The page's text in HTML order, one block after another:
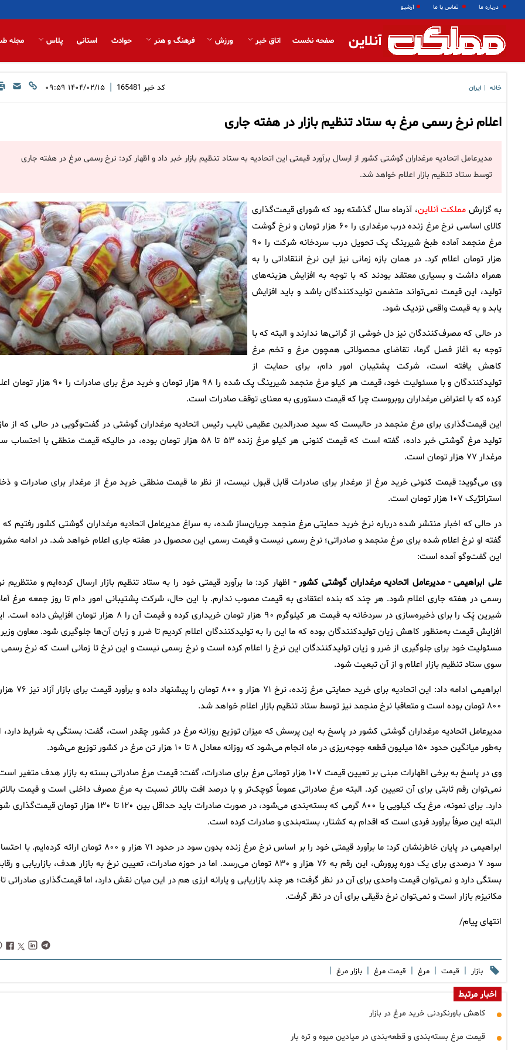
درباره ما تماس با ما آرشیو
آنلاین صفحه نخست اتاق خبر ورزش فرهنگ و هنر حوادث استانی پلاس مجله
خانه ایران کد خبر 165481
| ۱۴۰۴/۰۲/۱۵ ۰۹:۵۹
اعلام نرخ رسمی مرغ به ستاد تنظیم بازار در هفته جاری
مدیرعامل اتحادیه مرغداران گوشتی کشور از ارسال برآورد قیمتی این اتحادیه به ستاد تنظیم بازار خبر داد و اظهار کرد: نرخ رسمی مرغ در هفته جاری
توسط ستاد تنظیم بازار اعلام خواهد شد.
به گزارش مملکت آنلاین، آذرماه سال گذشته بود که شورای قیمت‌گذاری
کالای اساسی نرخ مرغ زنده درب مرغداری را ۶۰ هزار تومان و نرخ گوشت
مرغ منجمد آماده طبخ شیرینگ پک تحویل درب سردخانه شرکت را ۹۰
هزار تومان اعلام کرد. در همان بازه زمانی نیز این نرخ انتقاداتی را به
همراه داشت و بسیاری معتقد بودند که با توجه به افزایش هزینه‌های
تولید، این قیمت نمی‌تواند متضمن تولیدکنندگان باشد و باید افزایش
یابد و به قیمت واقعی نزدیک شود.
در حالی که مصرف‌کنندگان نیز دل خوشی از گرانی‌ها ندارند و البته که با
توجه به آغاز فصل گرما، تقاضای محصولاتی همچون مرغ و تخم مرغ
کاهش یافته است، شرکت پشتیبان امور دام، برای حمایت از
تولیدکنندگان و با مسئولیت خود، قیمت هر کیلو مرغ منجمد شیرینگ پک شده را ۹۸ هزار تومان و خرید مرغ برای صادرات
کرده که با اعتراض مرغداران روبروست چرا که قیمت دستوری به معنای توقف صادرات است.
این قیمت‌گذاری برای مرغ منجمد در حالیست که سید صدرالدین عظیمی نایب رئیس اتحادیه مرغداران گوشتی در گفت‌وگویی در حالی که از
تولید مرغ گوشتی خبر داده، گفته است که قیمت کنونی هر کیلو مرغ زنده ۵۳ تا ۵۸ هزار تومان بوده، در حالیکه قیمت منطقی با
مرغدار ۷۷ هزار تومان است‌.
وی می‌گوید: قیمت کنونی خرید مرغ از مرغدار برای صادرات قابل قبول نیست، از نظر ما قیمت منطقی خرید مرغ از مرغدار برای صادرات و
استراتژیک ۱۰۷ هزار تومان است.
در حالی که اخبار منتشر شده درباره نرخ خرید حمایتی مرغ منجمد جریان‌ساز شده، به سراغ مدیرعامل اتحادیه مرغداران گوشتی کشور رفتیم که
گفته او نرخ اعلام شده برای مرغ منجمد و صادراتی؛ نرخ رسمی نیست و قیمت رسمی این محصول در هفته جاری اعلام خواهد شد. در ادامه
این گفت‌وگو آمده است:
علی ابراهیمی - مدیرعامل اتحادیه مرغداران گوشتی کشور - اظهار کرد: ما برآورد قیمتی‌ خود را به ستاد تنظیم بازار ارسال کرده‌ایم و منتظریم
رسمی در هفته جاری اعلام شود. هر چند که بنده اعتقادی به قیمت مصوب ندارم. با این حال، شرکت پشتیبانی امور دام تا روز جمعه مرغ
شیرین پَک را برای ذخیره‌سازی در سردخانه به قیمت هر کیلوگرم ۹۰ هزار تومان خریداری کرده و قیمت آن را ۸ هزار تومان افزایش
افزایش قیمت به‌منظور کاهش زیان تولیدکنندگان بوده که ما این را به تولیدکنندگان اعلام کردیم تا ضرر و زیان آن‌ها جلوگیری شود. معاون وزیر
مسئولیت خود برای جلوگیری از ضرر و زیان تولیدکنندگان این نرخ را اعلام کرده است و نرخ رسمی نیست و این نرخ تا زمانی است که نرخ رسمی
سوی ستاد تنظیم بازار اعلام و از آن تبعیت شود.
ابراهیمی ادامه داد: این اتحادیه برای خرید حمایتی مرغ زنده، نرخ ۷۱ هزار و
۸۰۰ تومان بوده است و متعاقبا نرخ منجمد نیز توسط ستاد تنظیم بازار اعلام خواهد شد.
مدیرعامل اتحادیه مرغداران گوشتی کشور در پاسخ به این پرسش که میزان توزیع روزانه مرغ در کشور چقدر است، گفت: بستگی به شرایط دارد،
به‌طور میانگین حدود ۱۵۰ میلیون قطعه جوجه‌ریزی در ماه انجام می‌شود که روزانه معادل ۸ تا ۱۰ هزار تن مرغ در کشور توزیع می‌شود.
وی در پاسخ به برخی اظهارات مبنی بر تعیین قیمت ۱۰۷ هزار تومانی مرغ برای صادرات، گفت: قیمت مرغ صادراتی بسته به بازار هدف متغیر
نمی‌توان رقم ثابتی برای آن تعیین کرد. البته مرغ صادراتی عموماً کوچک‌تر و با درصد افت بالاتر نسبت به مرغ مصرف داخلی است و قیمت
دارد. برای نمونه، مرغ یک کیلویی یا ۸۰۰ گرمی که بسته‌بندی می‌شود، در صورت صادرات باید حداقل بین ۱۲۰ تا ۱۳۰ هزار تومان
البته این صرفاً برآورد فردی است که اقدام به کشتار، بسته‌بندی و صادرات کرده است.
ابراهیمی در پایان خاطرنشان کرد: ما برآورد قیمتی خود را بر اساس نرخ مرغ زنده بدون سود در حدود ۷۱ هزار و ۸۰۰ تومان ارائه
سود ۷ درصدی برای یک دوره پرورش، این رقم به ۷۶ هزار و ۸۳۰ تومان می‌رسد. اما در حوزه صادرات، تعیین نرخ به بازار هدف، بازاریابی و
بستگی دارد و نمی‌توان قیمت واحدی برای آن در نظر گرفت؛ هر چند بازاریابی و یارانه ارزی هم در این میان نقش دارد، اما قیمت‌گذاری صادراتی
مکانیزم بازار است و نمی‌توان نرخ دقیقی برای آن در نظر گرفت.
انتهای پیام/
بازار | قیمت | مرغ | قیمت مرغ | بازار مرغ |
اخبار مرتبط
کاهش باورنکردنی خرید مرغ در بازار
قیمت مرغ بسته‌بندی و قطعه‌بندی در میادین میوه و تره بار